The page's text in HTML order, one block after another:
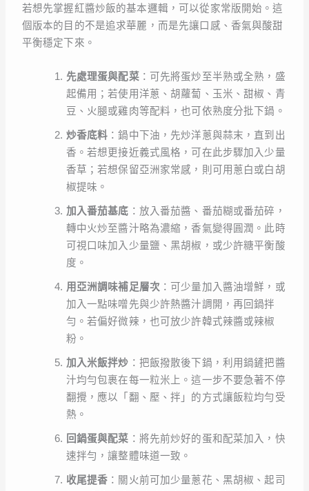
若想先掌握紅醬炒飯的基本邏輯，可以從家常版開始。這
個版本的目的不是追求華麗，而是先讓口感、香氣與酸甜
平衡穩定下來。
先處理蛋與配菜：可先將蛋炒至半熟或全熟，盛
起備用；若使用洋蔥、胡蘿蔔、玉米、甜椒、青
豆、火腿或雞肉等配料，也可依熟度分批下鍋。
炒香底料 ：鍋中下油，先炒洋蔥與蒜末，直到出
香。若想更接近義式風格，可在此步驟加入少量
香草；若想保留亞洲家常感，則可用蔥白或白胡
椒提味。
加入番茄基底 ：放入番茄醬、番茄糊或番茄碎，
轉中火炒至醬汁略為濃縮，香氣變得圓潤。此時
可視口味加入少量鹽、黑胡椒，或少許糖平衡酸
度。
用亞洲調味補足層次 ：可少量加入醬油增鮮，或
加入一點味噌先與少許熱醬汁調開，再回鍋拌
勻。若偏好微辣，也可放少許韓式辣醬或辣椒
粉。
加入米飯拌炒 ：把飯撥散後下鍋，利用鍋鏟把醬
汁均勻包裹在每一粒米上。這一步不要急著不停
翻攪，應以「翻、壓、拌」的方式讓飯粒均勻受
熱。
回鍋蛋與配菜 ：將先前炒好的蛋和配菜加入，快
速拌勻，讓整體味道一致。
收尾提香 ：關火前可加少量蔥花、黑胡椒、起司